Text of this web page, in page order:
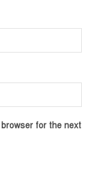
for the next